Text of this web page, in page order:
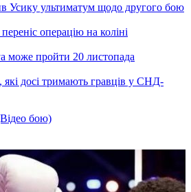
Усику ультиматум щодо другого бою
операцію на коліні
може пройти 20 листопада
досі тримають гравців у СНД-
бою)